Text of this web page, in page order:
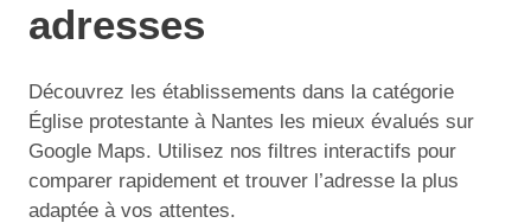
adresses
Découvrez les établissements dans la catégorie
Église protestante à Nantes les mieux évalués sur
Google Maps. Utilisez nos filtres interactifs pour
comparer rapidement et trouver l’adresse la plus
adaptée à vos attentes.